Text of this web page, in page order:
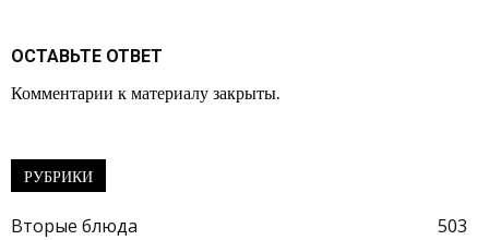
ОСТАВЬТЕ ОТВЕТ
Комментарии к материалу закрыты.
РУБРИКИ
Вторые блюда
503